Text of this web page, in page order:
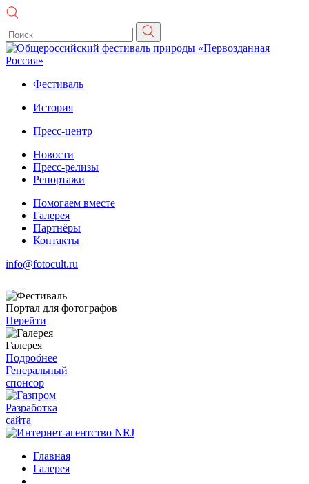
Фестиваль
История
Пресс-центр
Новости
Пресс-релизы
Репортажи
Помогаем вместе
Галерея
Партнёры
Контакты
info@fotocult.ru
Портал для фотографов
Перейти
Галерея
Подробнее
Генеральный
спонсор
Разработка
сайта
Главная
Галерея